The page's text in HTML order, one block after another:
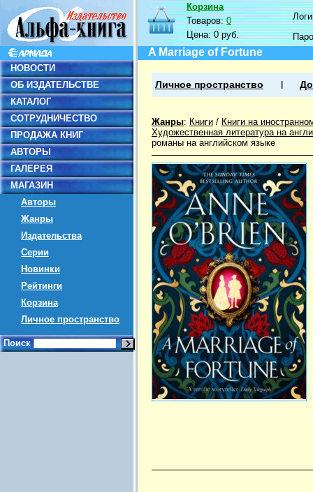
НОВОСТИ
ОБ ИЗДАТЕЛЬСТВЕ
КАТАЛОГ
СОТРУДНИЧЕСТВО
ПРОДАЖА КНИГ
АВТОРЫ
ГАЛЕРЕЯ
МАГАЗИН
Авторы
Жанры
Издательства
Серии
Новинки
Рейтинги
Корзина
Личное пространство
Поиск
Корзина
Товаров:0
Цена:0 руб.
A Marriage of Fortune
Личное пространство
Жанры: Книги / Книги на
Художественная литература на
романы на английском языке